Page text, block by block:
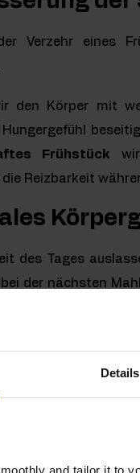
Details
and tailor it to
Verzehr eines
den Körper mit
Frühstück
Reizbarkeit
des Tages
der nächsten
was sich
die ihre
und 30 %
die Funktion des